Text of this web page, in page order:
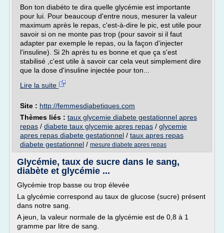
Bon ton diabéto te dira quelle glycémie est importante
pour lui. Pour beaucoup d'entre nous, mesurer la valeur
maximum après le repas, c'est-à-dire le pic, est utile pour
savoir si on ne monte pas trop (pour savoir si il faut
adapter par exemple le repas, ou la façon d'injecter
l'insuline). Si 2h après tu es bonne et que ça s'est
stabilisé ,c'est utile à savoir car cela veut simplement dire
que la dose d'insuline injectée pour ton...
Lire la suite
Site : http://femmesdiabetiques.com
Thèmes liés : taux glycemie diabete gestationnel apres
repas / diabete taux glycemie apres repas / glycemie
apres repas diabete gestationnel / taux apres repas
diabete gestationnel / mesure diabete apres repas
Glycémie, taux de sucre dans le sang,
diabète et glycémie ...
Glycémie trop basse ou trop élevée
La glycémie correspond au taux de glucose (sucre) présent
dans notre sang.
A jeun, la valeur normale de la glycémie est de 0,8 à 1
gramme par litre de sang.